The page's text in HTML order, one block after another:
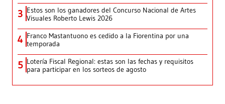
3 Estos son los ganadores del Concurso Nacional de Artes
Visuales Roberto Lewis 2026
4 Franco Mastantuono es cedido a la Fiorentina por una
temporada
5 Lotería Fiscal Regional: estas son las fechas y requisitos
para participar en los sorteos de agosto